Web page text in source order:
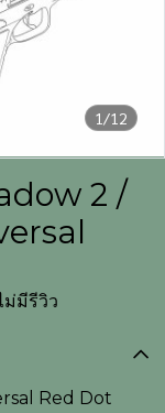
1/12
2 /
ม่มีรีวิว
Red Dot